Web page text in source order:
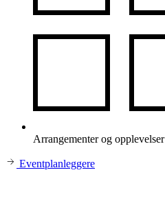
Arrangementer og opplevelser
Eventplanleggere